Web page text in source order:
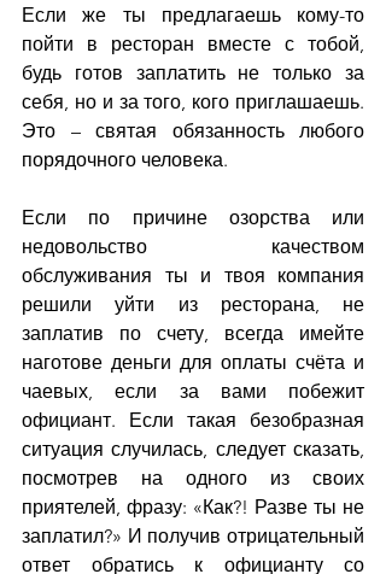
Если же ты предлагаешь кому-то
пойти в ресторан вместе с тобой,
будь готов заплатить не только за
себя, но и за того, кого приглашаешь.
Это – святая обязанность любого
порядочного человека.
Если по причине озорства или
недовольство качеством
обслуживания ты и твоя компания
решили уйти из ресторана, не
заплатив по счету, всегда имейте
наготове деньги для оплаты счёта и
чаевых, если за вами побежит
официант. Если такая безобразная
ситуация случилась, следует сказать,
посмотрев на одного из своих
приятелей, фразу: «Как?! Разве ты не
заплатил?» И получив отрицательный
ответ обратись к официанту со